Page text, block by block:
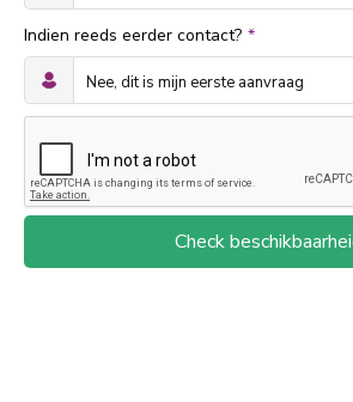
Indien reeds eerder contact? *
Check